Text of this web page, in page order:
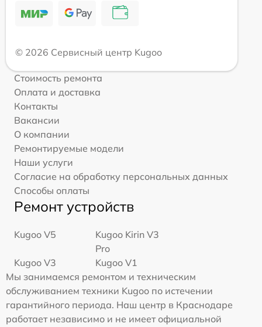
© 2026 Сервисный центр Kugoo
Стоимость ремонта
Оплата и доставка
Контакты
Вакансии
О компании
Ремонтируемые модели
Наши услуги
Согласие на обработку персональных данных
Способы оплаты
Ремонт устройств
Kugoo V5
Kugoo Kirin V3
Pro
Kugoo V3
Kugoo V1
Мы занимаемся ремонтом и техническим
обслуживанием техники Kugoo по истечении
гарантийного периода. Наш центр в Краснодаре
работает независимо и не имеет официальной